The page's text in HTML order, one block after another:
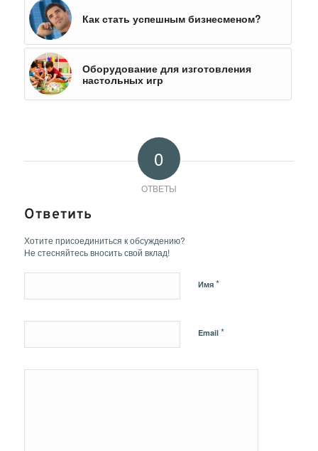
Как стать успешным бизнесменом?
Оборудование для изготовления
настольных игр
0
ОТВЕТЫ
Ответить
Хотите присоединиться к обсуждению?
Не стесняйтесь вносить свой вклад!
Имя *
Email *